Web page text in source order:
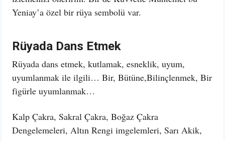
Yeniay’a özel bir rüya sembolü var.
Rüyada Dans Etmek
Rüyada dans etmek, kutlamak, esneklik, uyum,
uyumlanmak ile ilgili… Bir, Bütüne,Bilinçlenmek, Bir
figürle uyumlanmak…
Kalp Çakra, Sakral Çakra, Boğaz Çakra
Dengelemeleri, Altın Rengi imgelemleri, Sarı Akik,